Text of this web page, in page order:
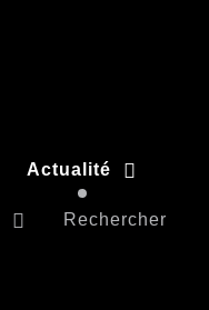
Actualité
Rechercher